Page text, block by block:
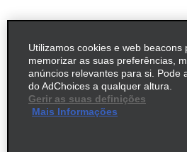
Utilizamos cookies e web
memorizar as suas preferências,
anúncios relevantes para si. Pode
do AdChoices a qualquer altura.
Gerir as suas definições
Mais Informações